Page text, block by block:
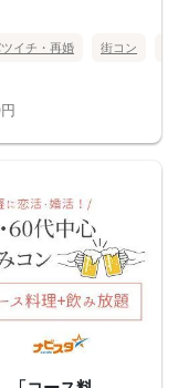
イチ・再婚 街コン